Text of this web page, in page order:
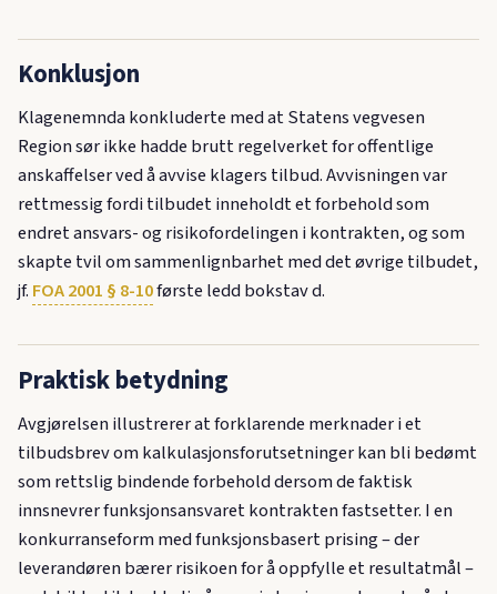
Konklusjon
Klagenemnda konkluderte med at Statens vegvesen
Region sør ikke hadde brutt regelverket for offentlige
anskaffelser ved å avvise klagers tilbud. Avvisningen var
rettmessig fordi tilbudet inneholdt et forbehold som
endret ansvars- og risikofordelingen i kontrakten, og som
skapte tvil om sammenlignbarhet med det øvrige tilbudet,
jf. FOA 2001 § 8-10første ledd bokstav d.
Praktisk betydning
Avgjørelsen illustrerer at forklarende merknader i et
tilbudsbrev om kalkulasjonsforutsetninger kan bli bedømt
som rettslig bindende forbehold dersom de faktisk
innsnevrer funksjonsansvaret kontrakten fastsetter. I en
konkurranseform med funksjonsbasert prising – der
leverandøren bærer risikoen for å oppfylle et resultatmål –